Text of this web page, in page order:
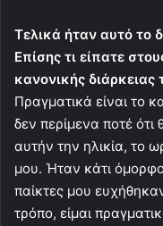
Τελικά ήταν αυτό το
Επίσης τι είπατε
κανονικής
Πραγματικά είναι το
δεν περίμενα ποτέ
αυτήν την ηλικία, το
μου. Ήταν κάτι
παίκτες μου
τρόπο, είμαι